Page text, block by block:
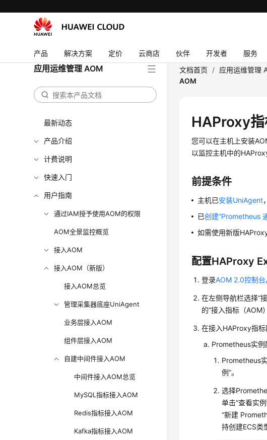
产品 解决方案 定价 云商店 伙伴 开发者 服务
应用运维管理 AOM
最新动态
产品介绍
计费说明
快速入门
用户指南
通过IAM授予使用AOM的权限
AOM全景监控概览
接入AOM
接入AOM（新版）
接入AOM总览
管理采集器底座UniAgent
业务层接入AOM
组件层接入AOM
自建中间件接入AOM
中间件接入AOM总览
MySQL指标接入AOM
Redis指标接入AOM
Kafka指标接入AOM
文档首页 / 应用运维管理
AOM
HAProxy
您可以在主机上安装
以监控主机中的
前提条件
主机已安装UniAgent
已创建“Prometheus
如需使用新版
配置HAProxy
登录AOM 2.0控制台
在左侧导航栏选择“
的“接入指标（AOM
在接入HAProxy指标
Prometheus实例
Prometheus
例”。
选择
单击“查看实
“新建
持创建ECS类